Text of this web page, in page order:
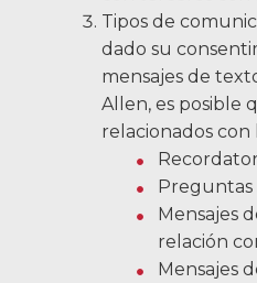
Tipos de
dado su
mensajes de
Allen, es posible
relacionados con
Preguntas
Mensajes
relación
Mensajes